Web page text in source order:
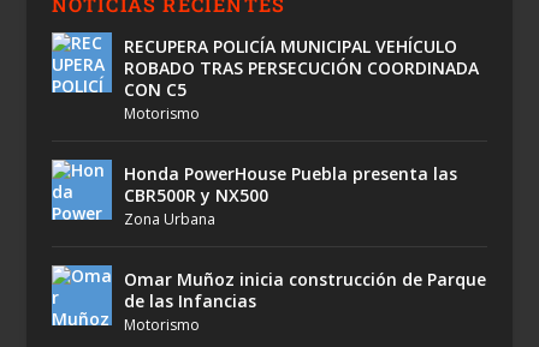
RECUPERA POLICÍA MUNICIPAL VEHÍCULO
ROBADO TRAS PERSECUCIÓN COORDINADA
CON C5
Motorismo
Honda PowerHouse Puebla presenta las
CBR500R y NX500
Zona Urbana
Omar Muñoz inicia construcción de Parque
de las Infancias
Motorismo